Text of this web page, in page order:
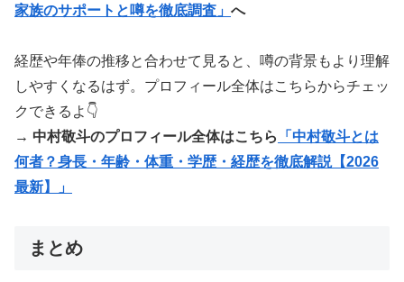
家族のサポートと噂を徹底調査」 へ
経歴や年俸の推移と合わせて見ると、噂の背景もより理解
しやすくなるはず。プロフィール全体はこちらからチェッ
クできるよ👇
→ 中村敬斗のプロフィール全体はこちら
「中村敬斗とは
何者？身長・年齢・体重・学歴・経歴を徹底解説【2026
最新】」
まとめ